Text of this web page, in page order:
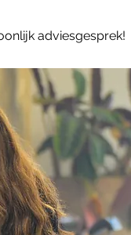
adviesgesprek!